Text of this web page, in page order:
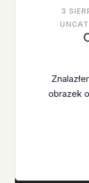
3
obrazek